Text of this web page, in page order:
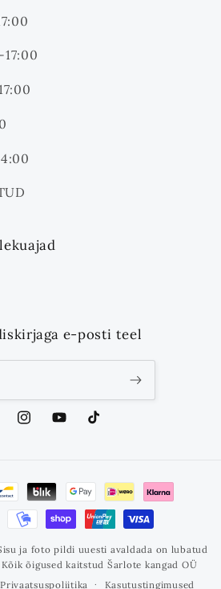
e-posti teel
InstagramYouTubeTikTok
ja foto pildi uuesti avaldada on lubatud
õigused kaitstud Šarlote kangad OÜ
Privaatsuspoliitika Kasutustingimused